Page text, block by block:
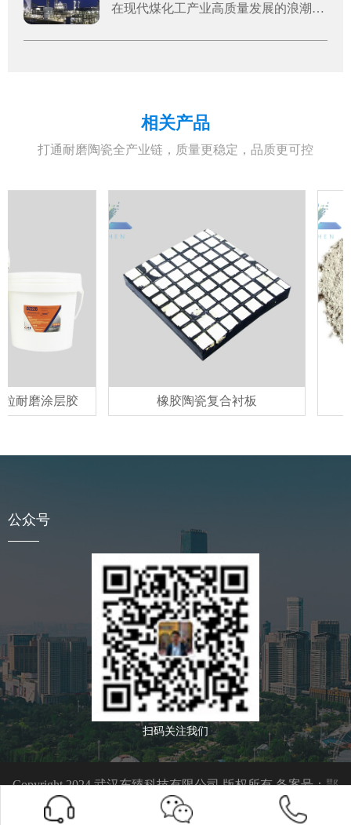
在现代煤化工产业高质量发展的浪潮中，设备稳定运行是企业提质增效、筑牢核心竞争力的关键。陕西长青能源化工有限公司（以下简称“长青能化”）作为国有控股的大型现代煤化工高新技术企业，深耕煤制甲醇领域多年，凭借先进的生产工艺和严苛的管理标准，其60万吨/年煤制甲醇装置已稳定运行超3600天，随着装置长期高负荷运行，气化炉、输料管道等核心设备面临的高温、高粉尘、强冲刷工况愈发严苛，对设备耐磨防腐性能提出了极高要求，设备关键部位的防磨改造成为保障生产连续性的重中之重。东臻科技作为高端耐磨防腐材料综合服务商，专注表面工程材料研发，与科研机构深度合作，产品线覆盖300余类，可提供从材料研发到工程实施的全链条解决方案。此次为长青能化提供的高温碳化硅耐磨捣打料、刚玉耐磨浇注料，是东臻科技针对煤化工复杂工况量身优化的核心产品，搭配高效耐高温结合体系，其中碳化硅成分具备优异的抗侵蚀性、高耐磨系数和良好的热震性，两种材料的科学搭配，完美适配煤化工高粉尘、强冲刷、高温高压等严苛工况。该系列产品不仅在原料选择上精益求精，更在生产工艺上严格把控，通过颗粒紧密堆积技术，使材料成型后致密度高、体积密度大，常温下强度可达150MPa以上，东臻科技提供专业的现场技术指导，全程把控基材处理、材料涂覆、固化养护等各个环节，形成致密、无缝的整体防护层，最大化发挥耐磨防腐性能。此次合作，东臻科技以优质的产品、专业的服务，得到了长青能化生产运维团队的一致认可。作为国有控股大型煤化工企业，长青能化的此次防磨改造项目，不仅为自身持续稳定高效生产奠定了基础，更为国内大型煤化工项目关键设备耐磨防护提供了可借鉴的标杆经验，推动了双方在高端耐磨材料应用领域的深度合作，共同为煤化工产业高质量、稳定发展筑牢材料根基。
相关产品
打通耐磨陶瓷全产业链，质量更稳定，品质更可控
涂层胶 橡胶陶瓷复合衬板
公众号
扫码关注我们
Copyright 2024 武汉东臻科技有限公司 版权所有 备案号：鄂
ICP备09021763号-1